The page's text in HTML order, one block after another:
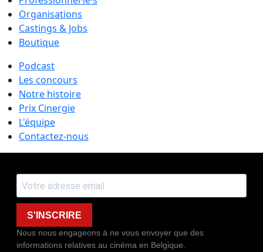
Organisations
Castings & Jobs
Boutique
Podcast
Les concours
Notre histoire
Prix Cinergie
L'équipe
Contactez-nous
S'INSCRIRE
Nous nous engageons à ne vous envoyer que des
informations relatives au cinéma en Belgique.